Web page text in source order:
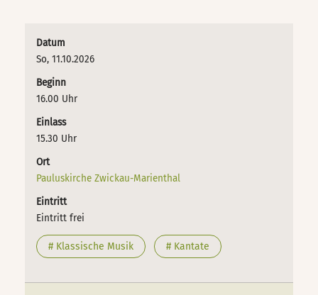
Datum
So, 11.10.2026
Beginn
16.00 Uhr
Einlass
15.30 Uhr
Ort
Pauluskirche Zwickau-Marienthal
Eintritt
Eintritt frei
# Klassische Musik # Kantate